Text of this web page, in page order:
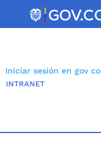
Iniciar sesión en gov co
INTRANET